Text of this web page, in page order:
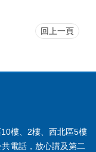
回上一頁
樓、2樓、西北區5樓
電話，放心講及第二